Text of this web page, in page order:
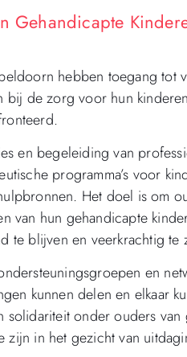
Gehandicapte
hebben toegang tot
de zorg voor hun
en begeleiding van
programma’s voor
Het doel is om
van hun gehandicapte
te blijven en veerkrachtig te
en
kunnen delen en elkaar
onder ouders
zijn in het gezicht van